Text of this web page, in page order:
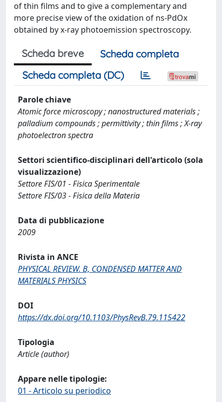
of thin films and to give a complementary and
more precise view of the oxidation of ns-PdOx
obtained by x-ray photoemission spectroscopy.
Scheda breve
Scheda completa
Scheda completa (DC)
Parole chiave
Atomic force microscopy ; nanostructured materials ;
palladium compounds ; permittivity ; thin films ; X-ray
photoelectron spectra
Settori scientifico-disciplinari dell'articolo (sola
visualizzazione)
Settore FIS/01 - Fisica Sperimentale
Settore FIS/03 - Fisica della Materia
Data di pubblicazione
2009
Rivista in ANCE
PHYSICAL REVIEW. B, CONDENSED MATTER AND
MATERIALS PHYSICS
DOI
https://dx.doi.org/10.1103/PhysRevB.79.115422
Tipologia
Article (author)
Appare nelle tipologie:
01 - Articolo su periodico